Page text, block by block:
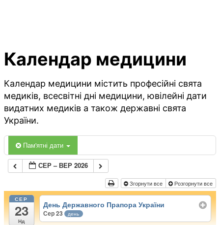
Календар медицини
Календар медицини містить професійні свята
медиків, всесвітні дні медицини, ювілейні дати
видатних медиків а також державні свята
України.
Пам'ятні дати
СЕР – ВЕР 2026
Згорнути все Розгорнути все
СЕР
23
Нд
День Державного Прапора України
Сер 23 день